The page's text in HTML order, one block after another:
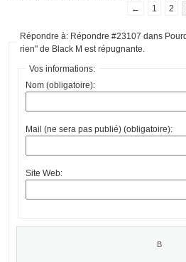
←
1 2
Répondre à: Répondre #23107 dans
rien" de Black M est répugnante.
Vos informations:
Nom (obligatoire):
Mail (ne sera pas publié) (obligatoire):
Site Web: